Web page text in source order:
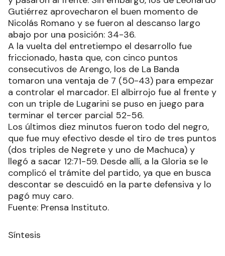
Gutiérrez aprovecharon el buen momento de
Nicolás Romano y se fueron al descanso largo
abajo por una posición: 34-36.
A la vuelta del entretiempo el desarrollo fue
friccionado, hasta que, con cinco puntos
consecutivos de Arengo, los de La Banda
tomaron una ventaja de 7 (50-43) para empezar
a controlar el marcador. El albirrojo fue al frente y
con un triple de Lugarini se puso en juego para
terminar el tercer parcial 52-56.
Los últimos diez minutos fueron todo del negro,
que fue muy efectivo desde el tiro de tres puntos
(dos triples de Negrete y uno de Machuca) y
llegó a sacar 12:71-59. Desde allí, a la Gloria se le
complicó el trámite del partido, ya que en busca
descontar se descuidó en la parte defensiva y lo
pagó muy caro.
Fuente: Prensa Instituto.
Síntesis